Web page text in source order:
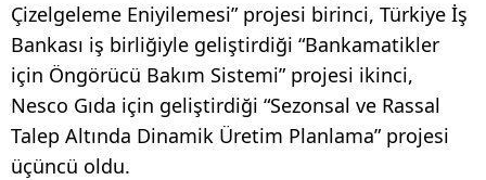
Çizelgeleme Eniyilemesi” projesi birinci, Türkiye İş
Bankası iş birliğiyle geliştirdiği “Bankamatikler
için Öngörücü Bakım Sistemi” projesi ikinci,
Nesco Gıda için geliştirdiği “Sezonsal ve Rassal
Talep Altında Dinamik Üretim Planlama” projesi
üçüncü oldu.